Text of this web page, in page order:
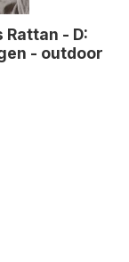
- D:
- outdoor